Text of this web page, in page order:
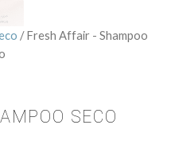
/ Fresh Affair - Shampoo
SECO